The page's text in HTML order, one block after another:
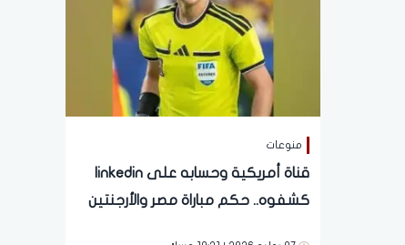
منوعات
قناة أمريكية وحسابه على linkedin
كشفوه.. حكم مباراة مصر والأرجنتين